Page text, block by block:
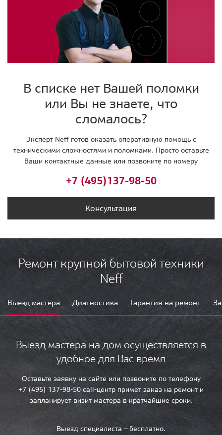
В списке нет Вашей поломки
или Вы не знаете, что
сломалось?
Эксперт Neff готов оказать оперативную помощь с
техническими сложностями и поломками. Просто оставьте
Ваши контактные данные или позвоните по номеру
+7 (495)137-98-50
Консультация
Ремонт крупной бытовой техники
Neff
Выезд мастера Диагностика Гарантия на ремонт
Выезд мастера на дом осуществляется в
удобное для Вас время
Оставьте заявку на сайте или позвоните по телефону
+7 (495) 137-98-50 call-центр примет заказ на ремонт и
запланирует визит мастера в кратчайшие сроки.
Выезд специалиста — бесплатно.